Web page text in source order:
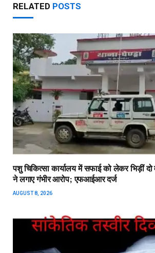
RELATED POSTS
पशु चिकित्सा कार्यालय में सफाई को लेकर भिड़ीं दो
ने लगाए गंभीर आरोप; एफआईआर दर्ज
AUGUST 8, 2026